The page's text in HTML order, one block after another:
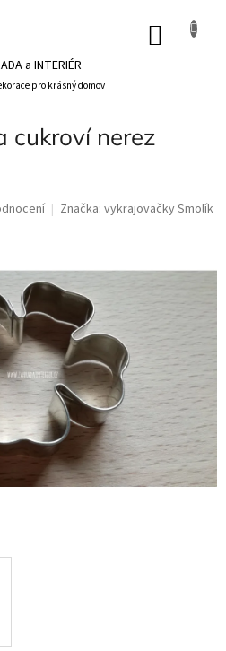
a INTERIÉR
pro krásný domov
cukroví nerez
Značka: vykrajovačky Smolík